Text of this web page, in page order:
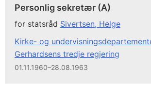
Personlig sekretær (A)
for statsråd Sivertsen, Helge
Kirke- og
Gerhardsens tredje regjering
01.11.1960–28.08.1963